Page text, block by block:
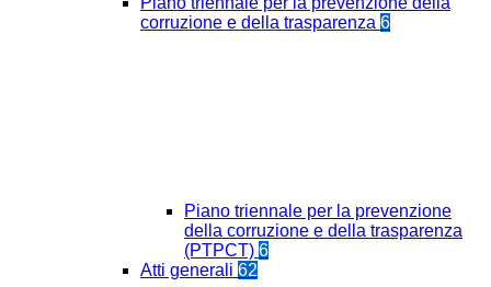
corruzione e della trasparenza 6
Piano triennale per la prevenzione
della corruzione e della trasparenza
(PTPCT) 6
Atti generali 62